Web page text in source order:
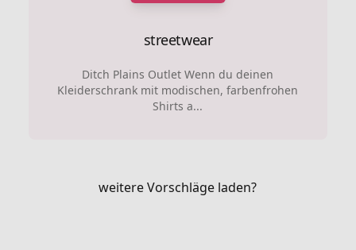
streetwear
Ditch Plains Outlet Wenn du deinen
Kleiderschrank mit modischen, farbenfrohen
Shirts a...
weitere Vorschläge laden?